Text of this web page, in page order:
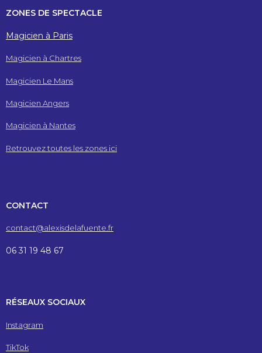
ZONES DE SPECTACLE
Magicien à Paris
Magicien à Chartres
Magicien Le Mans
Magicien Angers
Magicien à Nantes
Retrouvez toutes les zones ici
CONTACT
contact@alexisdelafuente.fr
06 31 19 48 67
RÉSEAUX SOCIAUX
Instagram
TikTok